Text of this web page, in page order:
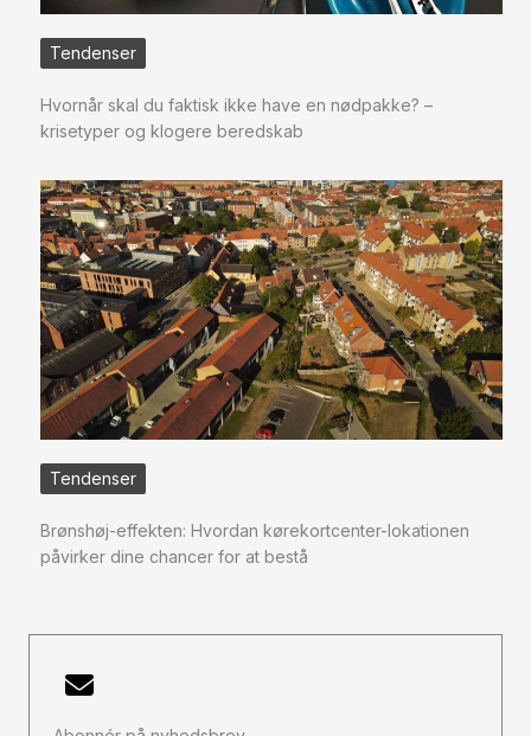
Tendenser
Hvornår skal du faktisk ikke have en nødpakke? –
krisetyper og klogere beredskab
Tendenser
Brønshøj-effekten: Hvordan kørekortcenter-lokationen
påvirker dine chancer for at bestå